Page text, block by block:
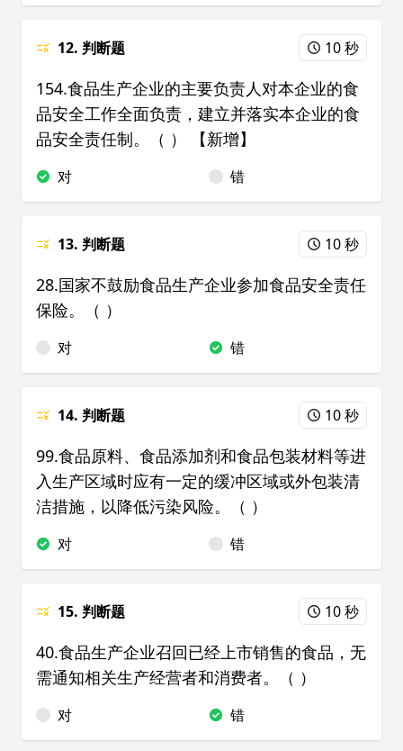
12. 判断题 10 秒
154.食品生产企业的主要负责人对本企业的食
品安全工作全面负责，建立并落实本企业的食
品安全责任制。（ ） 【新增】
对 错
13. 判断题 10 秒
28.国家不鼓励食品生产企业参加食品安全责任
保险。（ ）
对 错
14. 判断题 10 秒
99.食品原料、食品添加剂和食品包装材料等进
入生产区域时应有一定的缓冲区域或外包装清
洁措施，以降低污染风险。（ ）
对 错
15. 判断题 10 秒
40.食品生产企业召回已经上市销售的食品，无
需通知相关生产经营者和消费者。（ ）
对 错